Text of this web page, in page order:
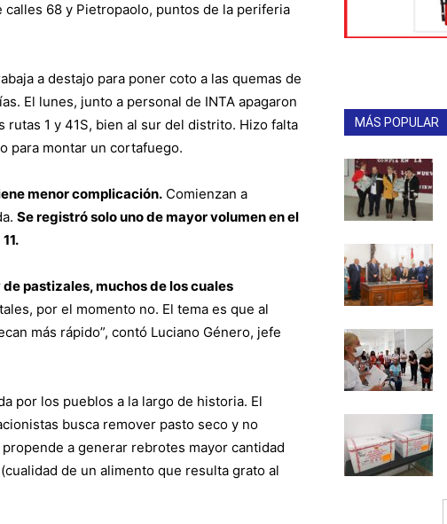
68 y Pietropaolo, puntos de la periferia
a destajo para poner coto a las quemas de
El lunes, junto a personal de INTA apagaron
rutas 1 y 41S, bien al sur del distrito. Hizo falta
para montar un cortafuego.
menor complicación. Comienzan a
Se registró solo uno de mayor volumen en el
pastizales, muchos de los cuales
por el momento no. El tema es que al
más rápido”, contó Luciano Género, jefe
por los pueblos a la largo de historia. El
busca remover pasto seco y no
a generar rebrotes mayor cantidad
de un alimento que resulta grato al
MÁS POPULAR